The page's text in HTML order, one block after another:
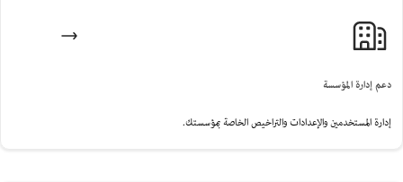
إدارة المؤسسة
المستخدمين والإعدادات والتراخيص الخاصة بمؤسستك.